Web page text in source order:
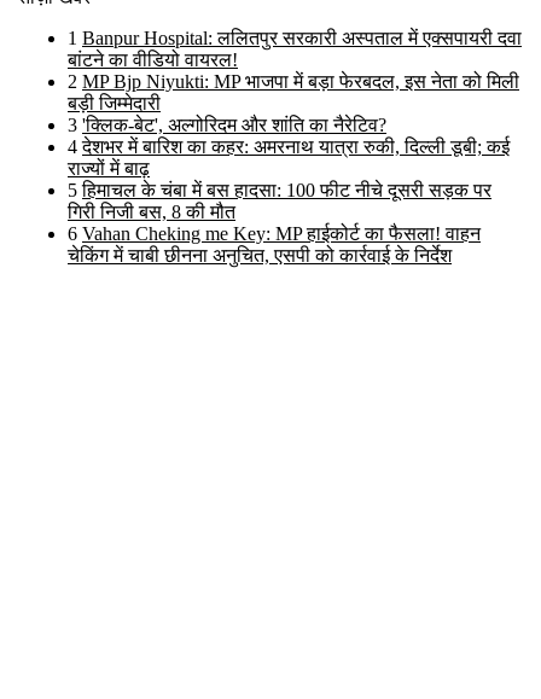
1 Banpur Hospital: ललितपुर सरकारी अस्पताल में एक्सपायरी दवा
बांटने का वीडियो वायरल!
2 MP Bjp Niyukti: MP भाजपा में बड़ा फेरबदल, इस नेता को मिली
बड़ी जिम्मेदारी
3 'क्लिक-बेट', अल्गोरिदम और शांति का नैरेटिव?
4 देशभर में बारिश का कहर: अमरनाथ यात्रा रुकी, दिल्ली डूबी; कई
राज्यों में बाढ़
5 हिमाचल के चंबा में बस हादसा: 100 फीट नीचे दूसरी सड़क पर
गिरी निजी बस, 8 की मौत
6 Vahan Cheking me Key: MP हाईकोर्ट का फैसला! वाहन
चेकिंग में चाबी छीनना अनुचित, एसपी को कार्रवाई के निर्देश